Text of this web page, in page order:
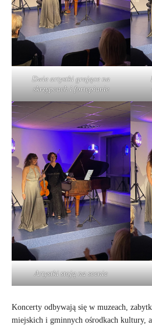
Dwie artystki grające na
skrzypcach i fortepianie
Artystki stoją na scenie
Koncerty odbywają się w muzeach,
miejskich i gminnych ośrodkach kultury,